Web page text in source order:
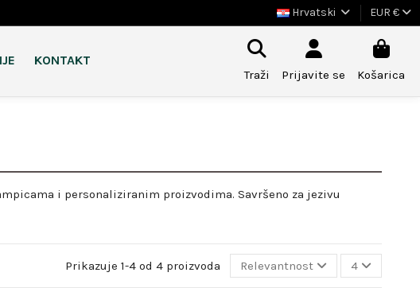
Hrvatski EUR €
KONTAKT
Traži Prijavite se Košarica
i personaliziranim proizvodima. Savršeno za jezivu
Prikazuje 1-4 od 4 proizvoda Relevantnost 4